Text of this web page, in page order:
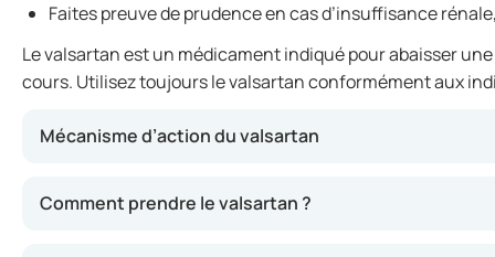
Faites preuve de prudence en cas d’insuffisance
Le valsartan est un médicament indiqué pour abaisser
cours. Utilisez toujours le valsartan conformément aux
Mécanisme d’action du valsartan
Comment prendre le valsartan ?